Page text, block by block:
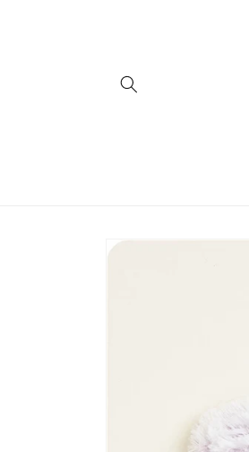
directamente